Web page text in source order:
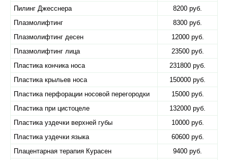
Пилинг Джесснера
8200 руб.
Плазмолифтинг
8300 руб.
Плазмолифтинг десен
12000 руб.
Плазмолифтинг лица
23500 руб.
Пластика кончика носа
231800 руб.
Пластика крыльев носа
150000 руб.
Пластика перфорации носовой перегородки
15000 руб.
Пластика при цистоцеле
132000 руб.
Пластика уздечки верхней губы
10000 руб.
Пластика уздечки языка
60600 руб.
Плацентарная терапия Курасен
9400 руб.